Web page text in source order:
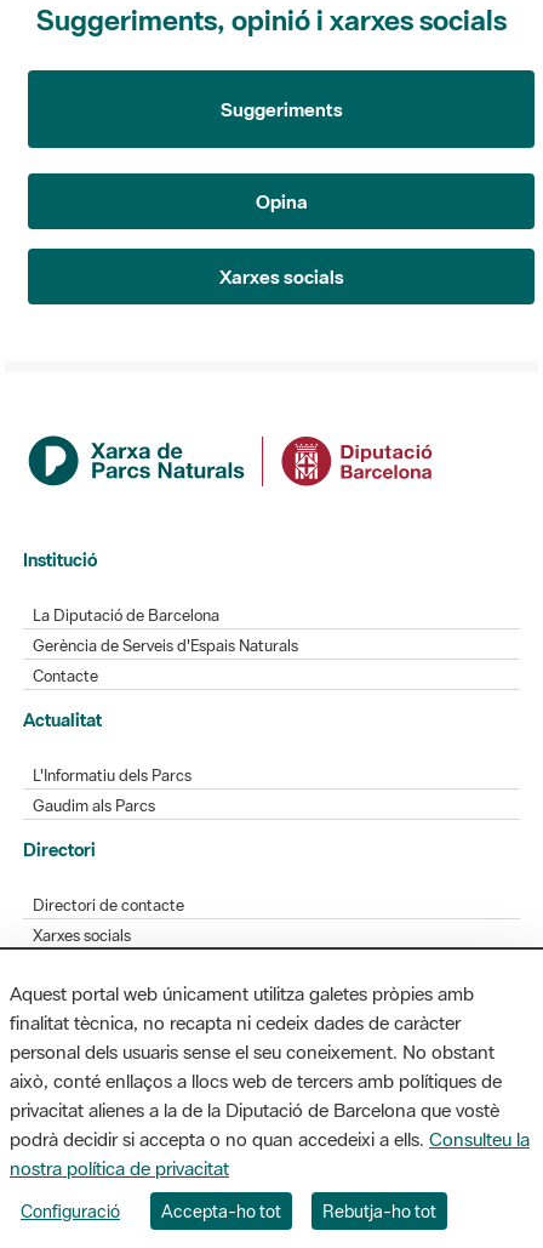
Suggeriments, opinió i xarxes socials
Suggeriments
Opina
Xarxes socials
Institució
La Diputació de Barcelona
Gerència de Serveis d'Espais Naturals
Contacte
Actualitat
L'Informatiu dels Parcs
Gaudim als Parcs
Directori
Directori de contacte
Xarxes socials
Bústia de suggeriments
Opineu sobre els parcs
MAPA WEB AVÍS LEGAL ACCESSIBILITAT
Diputació de Barcelona. Edifici Llacuna, 1a planta. Badajoz, 49. 08005
Barcelona. Tel. 934 022 428 / xarxaparcs@diba.cat
Aquest portal web únicament utilitza galetes pròpies amb
finalitat tècnica, no recapta ni cedeix dades de caràcter
personal dels usuaris sense el seu coneixement. No obstant
això, conté enllaços a llocs web de tercers amb polítiques de
privacitat alienes a la de la Diputació de Barcelona que vostè
podrà decidir si accepta o no quan accedeixi a ells. Consulteu la
nostra política de privacitat
Configuració Accepta-ho tot Rebutja-ho tot